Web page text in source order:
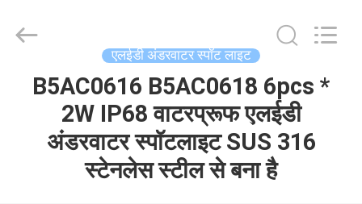
उत्पादों
LIGHTING
LIMITED.
Reserved.
एलईडी अंडरवाटर स्पॉट लाइट
B5AC0616 B5AC0618 6pcs *
2W IP68 वाटरप्रूफ एलईडी
अंडरवाटर स्पॉटलाइट SUS 316
स्टेनलेस स्टील से बना है